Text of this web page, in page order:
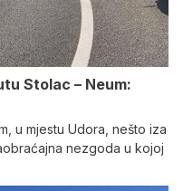
Stolac – Neum:
u mjestu Udora, nešto iza
nezgoda u kojoj